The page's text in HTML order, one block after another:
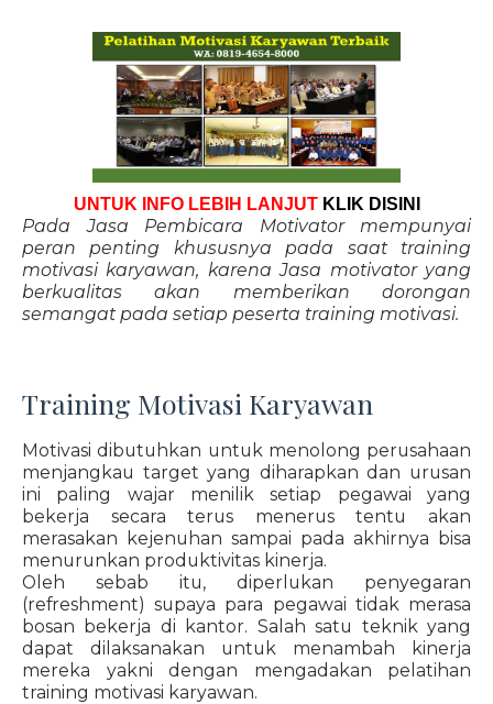
UNTUK INFO LEBIH LANJUT KLIK DISINI
Pada Jasa Pembicara Motivator mempunyai
peran penting khususnya pada saat training
motivasi karyawan, karena Jasa motivator yang
berkualitas akan memberikan dorongan
semangat pada setiap peserta training motivasi.
Training Motivasi Karyawan
Motivasi dibutuhkan untuk menolong perusahaan
menjangkau target yang diharapkan dan urusan
ini paling wajar menilik setiap pegawai yang
bekerja secara terus menerus tentu akan
merasakan kejenuhan sampai pada akhirnya bisa
menurunkan produktivitas kinerja.
Oleh sebab itu, diperlukan penyegaran
(refreshment) supaya para pegawai tidak merasa
bosan bekerja di kantor. Salah satu teknik yang
dapat dilaksanakan untuk menambah kinerja
mereka yakni dengan mengadakan pelatihan
training motivasi karyawan.